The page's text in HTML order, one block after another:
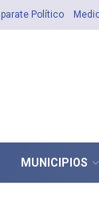
Político
MUNICIPIOS